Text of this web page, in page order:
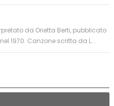
da Orietta Berti, pubblicato
1970. Canzone scritta da L...